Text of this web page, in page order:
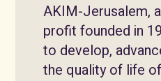
AKIM-Jerusalem,
profit founded in
to develop,
the quality of life